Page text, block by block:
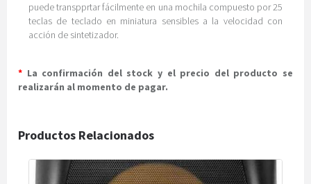
puede transpprtar fácilmente en una mochila compuesto por 25
teclas de teclado en miniatura sensibles a la velocidad con
acción de sintetizador.
* La confirmación del stock y el precio del producto se
realizarán al momento de pagar.
Productos Relacionados